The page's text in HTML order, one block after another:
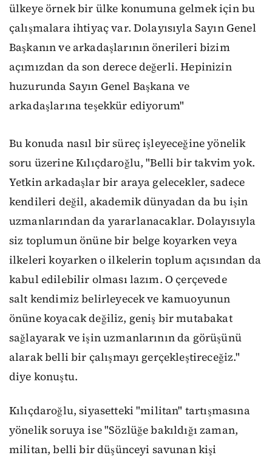
ülkeye örnek bir ülke konumuna gelmek için bu
çalışmalara ihtiyaç var. Dolayısıyla Sayın Genel
Başkanın ve arkadaşlarının önerileri bizim
açımızdan da son derece değerli. Hepinizin
huzurunda Sayın Genel Başkana ve
arkadaşlarına teşekkür ediyorum"
Bu konuda nasıl bir süreç işleyeceğine yönelik
soru üzerine Kılıçdaroğlu, "Belli bir takvim yok.
Yetkin arkadaşlar bir araya gelecekler, sadece
kendileri değil, akademik dünyadan da bu işin
uzmanlarından da yararlanacaklar. Dolayısıyla
siz toplumun önüne bir belge koyarken veya
ilkeleri koyarken o ilkelerin toplum açısından da
kabul edilebilir olması lazım. O çerçevede
salt kendimiz belirleyecek ve kamuoyunun
önüne koyacak değiliz, geniş bir mutabakat
sağlayarak ve işin uzmanlarının da görüşünü
alarak belli bir çalışmayı gerçekleştireceğiz."
diye konuştu.
Kılıçdaroğlu, siyasetteki "militan" tartışmasına
yönelik soruya ise "Sözlüğe bakıldığı zaman,
militan, belli bir düşünceyi savunan kişi